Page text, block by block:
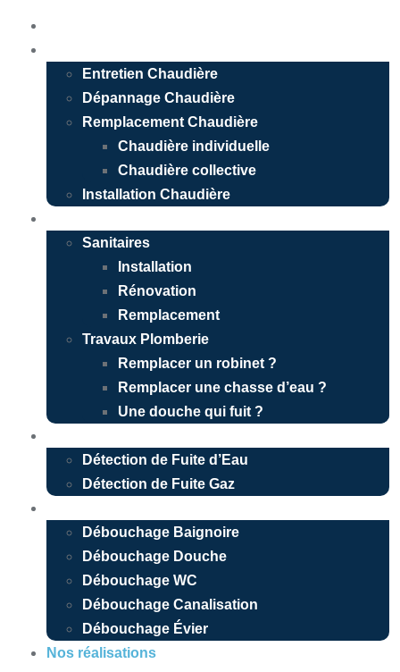
Entretien Chaudière
Dépannage Chaudière
Remplacement Chaudière
Chaudière individuelle
Chaudière collective
Installation Chaudière
Sanitaires
Installation
Rénovation
Remplacement
Travaux Plomberie
Remplacer un robinet ?
Remplacer une chasse d’eau ?
Une douche qui fuit ?
Détection de Fuite d’Eau
Détection de Fuite Gaz
Débouchage Baignoire
Débouchage Douche
Débouchage WC
Débouchage Canalisation
Débouchage Évier
Nos réalisations